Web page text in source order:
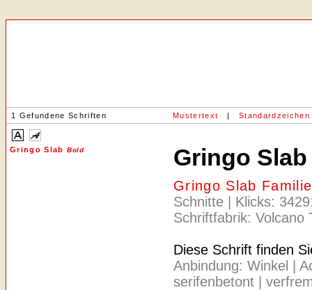
1 Gefundene Schriften Mustertext | Standardzeichen
Gringo Slab Bold Gringo
Gringo Slab
Schnitte | Klicks:
Schriftfabrik: Volcano
Diese Schrift finden
Anbindung: Winkel |
serifenbetont |